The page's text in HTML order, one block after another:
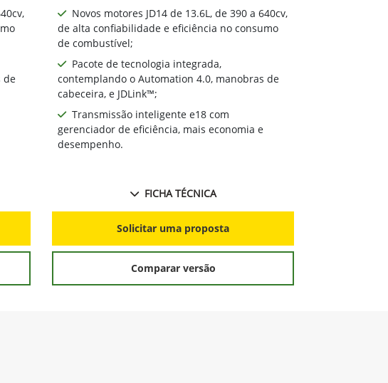
de
Novos motores JD14 de 13.6L, de 390 a 640cv,
de alta confiabilidade e eficiência no consumo
de combustível;
Pacote de tecnologia integrada,
contemplando o Automation 4.0, manobras de
cabeceira, e JDLink™;
Transmissão inteligente e18 com
gerenciador de eficiência, mais economia e
desempenho.
FICHA TÉCNICA
Solicitar uma proposta
Comparar versão